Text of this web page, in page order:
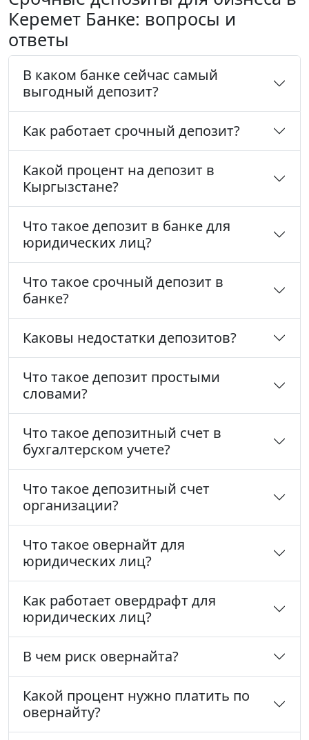
Керемет Банке: вопросы и
ответы
В каком банке сейчас самый
выгодный депозит?
Как работает срочный депозит?
Какой процент на депозит в
Кыргызстане?
Что такое депозит в банке для
юридических лиц?
Что такое срочный депозит в
банке?
Каковы недостатки депозитов?
Что такое депозит простыми
словами?
Что такое депозитный счет в
бухгалтерском учете?
Что такое депозитный счет
организации?
Что такое овернайт для
юридических лиц?
Как работает овердрафт для
юридических лиц?
В чем риск овернайта?
Какой процент нужно платить по
овернайту?